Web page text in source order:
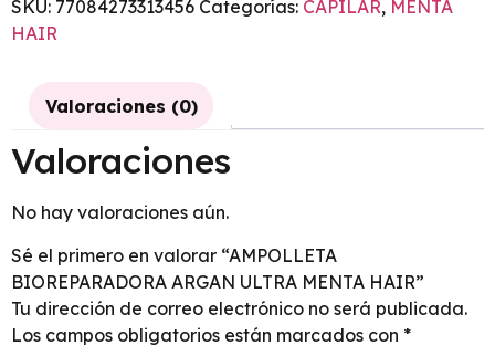
SKU: 77084273313456 Categorías: CAPILAR, MENTA
HAIR
Valoraciones (0)
Valoraciones
No hay valoraciones aún.
Sé el primero en valorar “AMPOLLETA
BIOREPARADORA ARGAN ULTRA MENTA HAIR”
Tu dirección de correo electrónico no será publicada.
Los campos obligatorios están marcados con *